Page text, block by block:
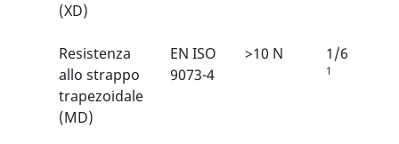
(XD)
Resistenza
allo strappo
trapezoidale
(MD)
EN ISO
9073-4
>10 N 1/6
1